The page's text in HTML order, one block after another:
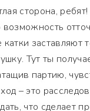
сторона,
заставляют
Тут ты
партию,
– это
что сделает